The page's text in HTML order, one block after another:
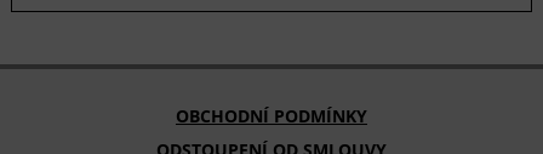
OBCHODNÍ PODMÍNKY